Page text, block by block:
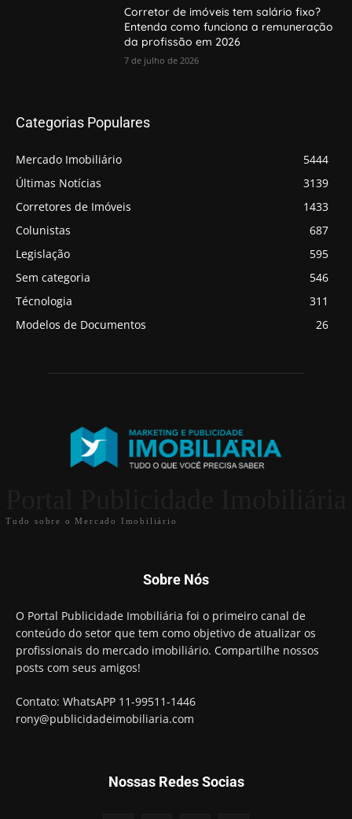
Corretor de imóveis tem salário fixo?
Entenda como funciona a remuneração
da profissão em 2026
7 de julho de 2026
Categorias Populares
Mercado Imobiliário
5444
Últimas Notícias
3139
Corretores de Imóveis
1433
Colunistas
687
Legislação
595
Sem categoria
546
Técnologia
311
Modelos de Documentos
26
Tudo sobre o Mercado Imobiliário
Sobre Nós
O Portal Publicidade Imobiliária foi o primeiro canal de
conteúdo do setor que tem como objetivo de atualizar os
profissionais do mercado imobiliário. Compartilhe nossos
posts com seus amigos!
Contato: WhatsAPP 11-99511-1446
rony@publicidadeimobiliaria.com
Nossas Redes Socias